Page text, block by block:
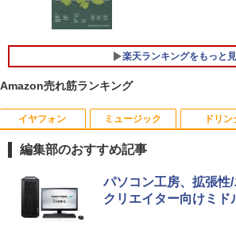
世代Core i5-8250u/
56GB-SSD/ カメラ/
パソコン 中古PC
￥18,990
Panasonic Let's
型 FHD(1920×1080)
￥49,980
5
【全品最大2500円
世代 i7 高性能ビジ
8世代 Dell OptiPlex
B/512GB/1TB
HDMI DisplayPort 2
コン pc デスクトッ
5
フルhd 高画質
光沢 スピーカー内
イ パソコンモニター
イビジョン 21インチ
リスオーヤマ DT-JF
￥16,820
楽天ランキングをもっと
Amazon売れ筋ランキング
イヤフォン
Anker Soundcore
￥7,990
ミュージック
BRUCE WAYNE feat.
[Explicit]
ドリン
by Amazon 天然水 ラ
富士山の天然水 バナジ
ウォーター ペットボト
薬屋のひとりごと 17
ンガンコミックス)
編集部のおすすめ記事
パソコン工房、拡張性
クリエイター向けミド